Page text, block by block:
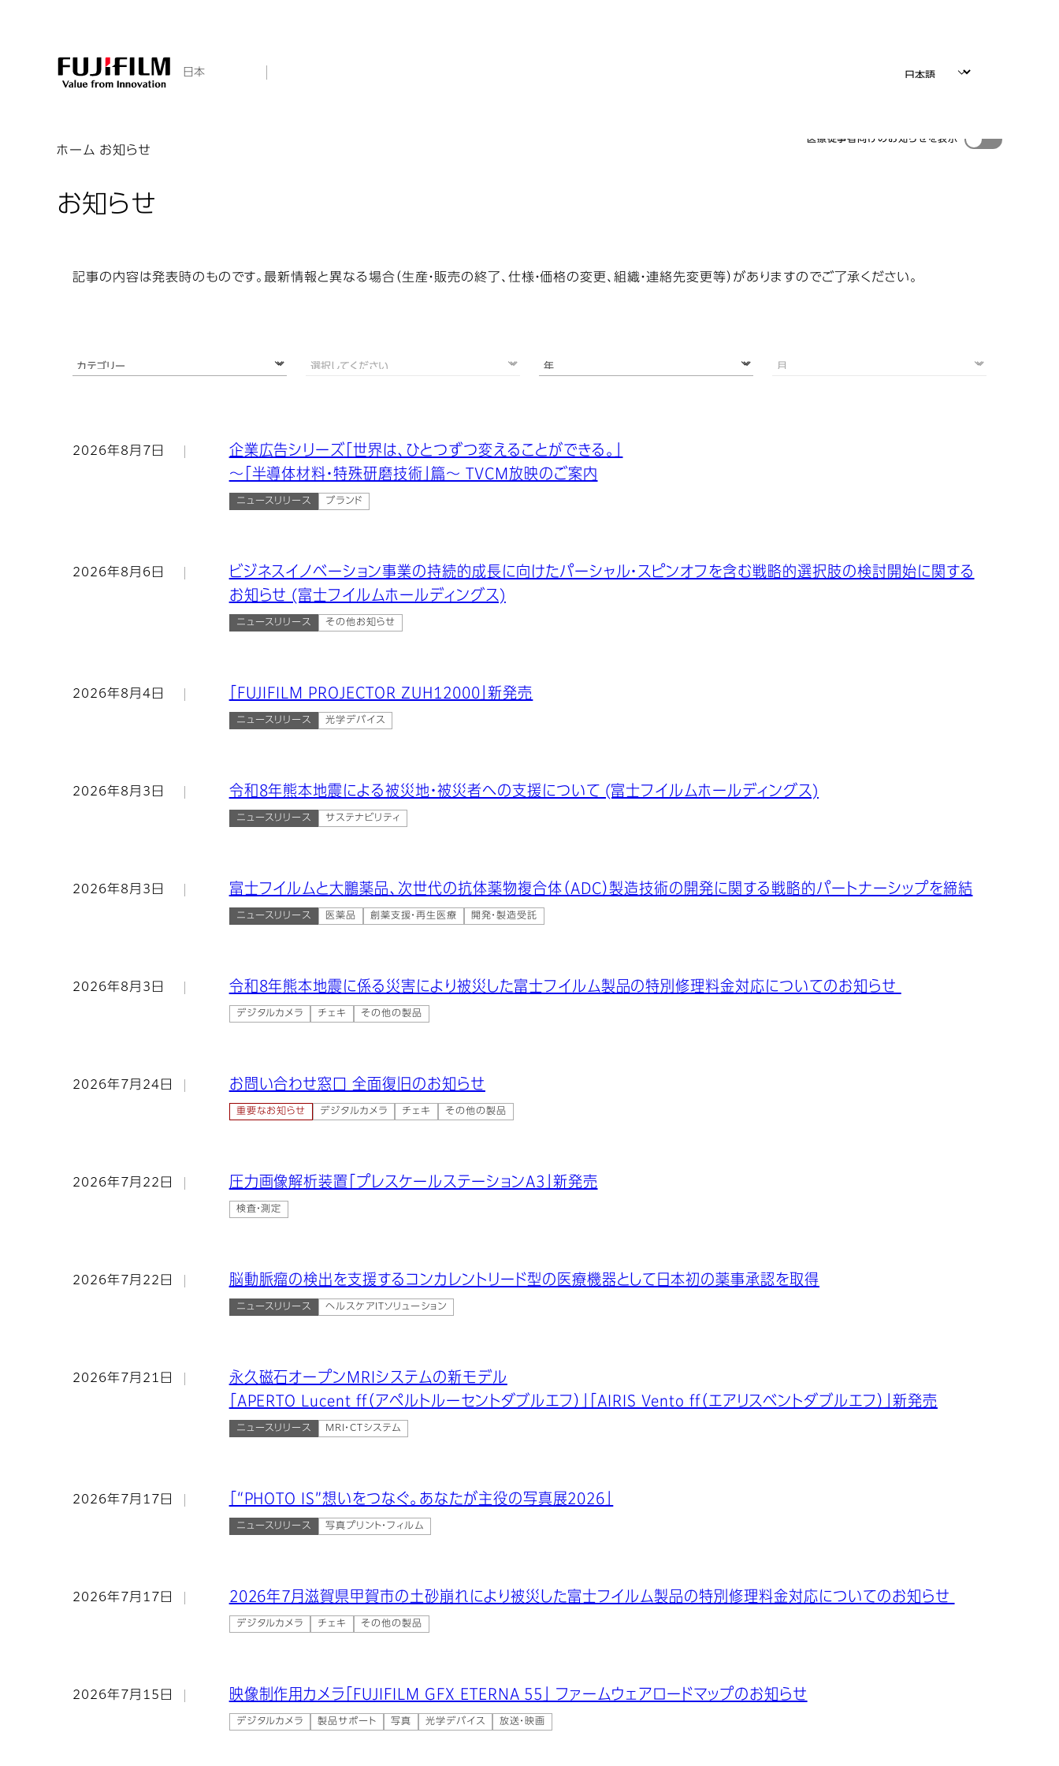
日本
ホーム お知らせ
お知らせ
医療従事者向けのお知らせを表示
記事の内容は発表時のものです。最新情報と異なる場合（生産・販売の終了、仕様・価格の変更、組織・連絡先変更等）がありますのでご了承ください。
2026年8月7日
企業広告シリーズ「世界は、ひとつずつ変えることができる。」
～「半導体材料・特殊研磨技術」篇～ TVCM放映のご案内
ニュースリリース ブランド
2026年8月6日
ビジネスイノベーション事業の持続的成長に向けたパーシャル・スピンオフを含む戦略的選択肢の検討開始に関する
お知らせ (富士フイルムホールディングス)
ニュースリリース その他お知らせ
2026年8月4日 「FUJIFILM PROJECTOR ZUH12000」新発売
ニュースリリース 光学デバイス
2026年8月3日 令和8年熊本地震による被災地・被災者への支援について (富士フイルムホールディングス)
ニュースリリース サステナビリティ
2026年8月3日 富士フイルムと大鵬薬品、次世代の抗体薬物複合体（ADC）製造技術の開発に関する戦略的パートナーシップを締結
ニュースリリース 医薬品 創薬支援・再生医療 開発・製造受託
2026年8月3日 令和8年熊本地震に係る災害により被災した富士フイルム製品の特別修理料金対応についてのお知らせ
デジタルカメラ チェキ その他の製品
2026年7月24日 お問い合わせ窓口 全面復旧のお知らせ
重要なお知らせ デジタルカメラ チェキ その他の製品
2026年7月22日 圧力画像解析装置「プレスケールステーションA3」新発売
検査・測定
2026年7月22日 脳動脈瘤の検出を支援するコンカレントリード型の医療機器として日本初の薬事承認を取得
ニュースリリース ヘルスケアITソリューション
2026年7月21日
永久磁石オープンMRIシステムの新モデル
「APERTO Lucent ff（アペルトルーセントダブルエフ）」「AIRIS Vento ff（エアリスベントダブルエフ）」新発売
ニュースリリース MRI・CTシステム
2026年7月17日 「“PHOTO IS”想いをつなぐ。あなたが主役の写真展2026」
ニュースリリース 写真プリント・フィルム
2026年7月17日 2026年7月滋賀県甲賀市の土砂崩れにより被災した富士フイルム製品の特別修理料金対応についてのお知らせ
デジタルカメラ チェキ その他の製品
2026年7月15日 映像制作用カメラ「FUJIFILM GFX ETERNA 55」 ファームウェアロードマップのお知らせ
デジタルカメラ 製品サポート 写真 光学デバイス 放送・映画